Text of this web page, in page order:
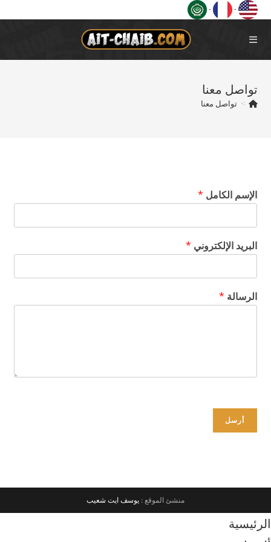
Skip
to
content
-
-
تواصل معنا
> تواصل معنا
الإسم الكامل *
البريد الإلكتروني *
الرسالة *
أرسل
منشئ الموقع : يوسف ايت شعيب
الرئيسية